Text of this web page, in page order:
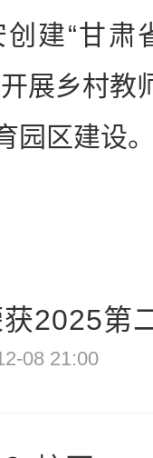
建“甘肃
展乡村教
园区建设
2025第
08 21:00